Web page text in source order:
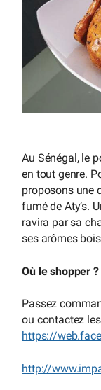
Au Sénégal, le
en tout genre.
proposons une
fumé de Aty’s.
ravira par sa
ses arômes
Où le shopper ?
Passez
ou contactez
https://
http://